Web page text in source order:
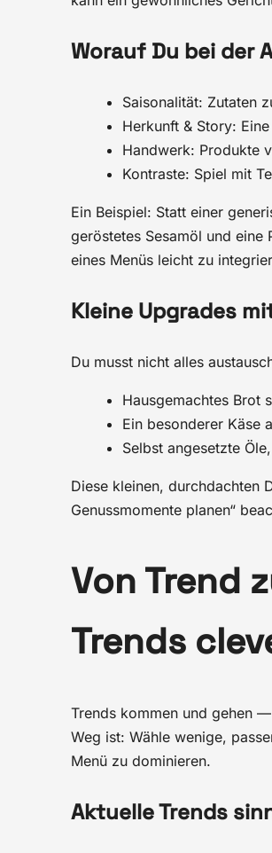
Worauf Du bei der
Saisonalität: Zutaten
Herkunft & Story:
Handwerk: Produkte
Kontraste: Spiel mit
Ein Beispiel: Statt einer
geröstetes Sesamöl und
eines Menüs leicht zu
Kleine Upgrades
Du musst nicht alles
Hausgemachtes Brot
Ein besonderer Käse
Selbst angesetzte
Diese kleinen, durchdachten
Genussmomente planen“
Von Trend
Trends
Trends kommen und gehen
Weg ist: Wähle wenige,
Menü zu dominieren.
Aktuelle Trends